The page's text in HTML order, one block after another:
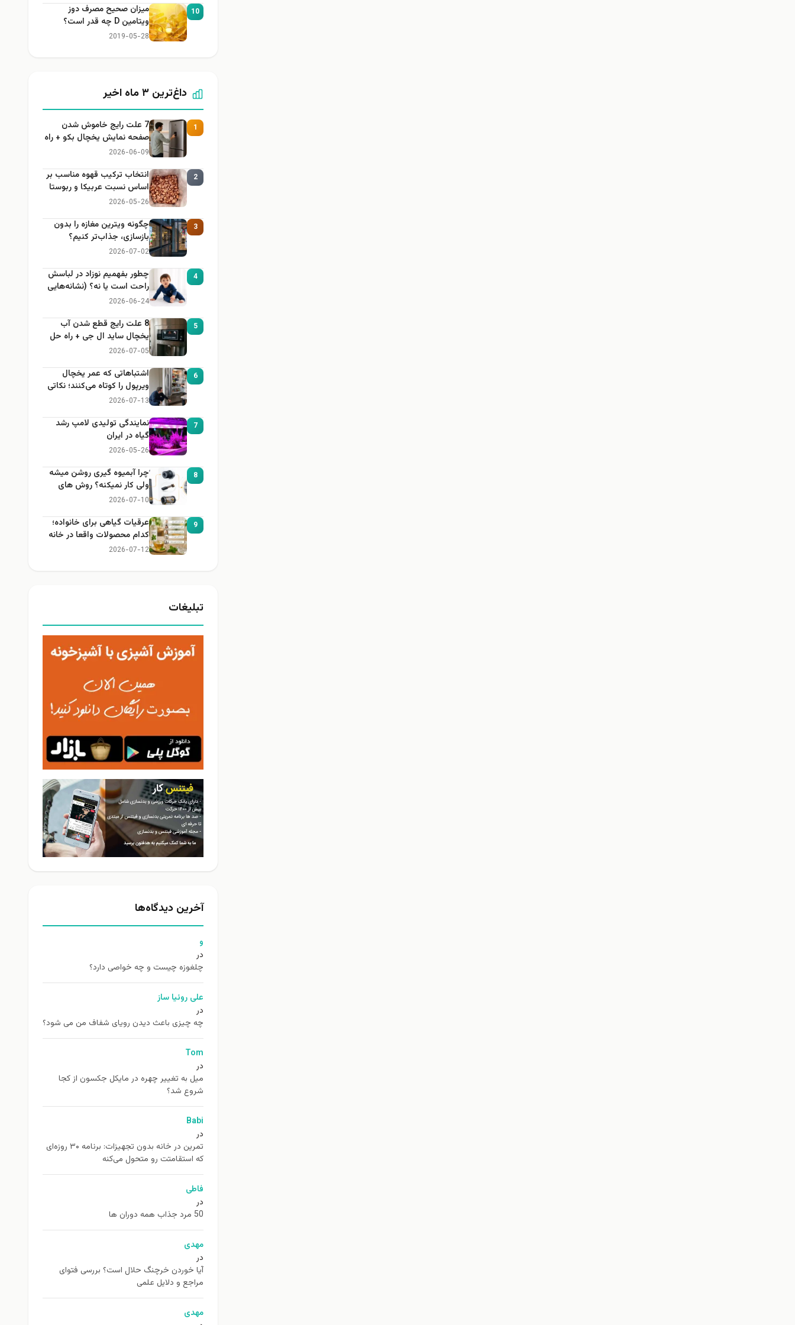
10
میزان صحیح مصرف دوز
ویتامین D چه قدر است؟
2019-05-28
داغ‌ترین ۳ ماه اخیر
1
7 علت رایج خاموش شدن
صفحه نمایش یخچال بکو + راه
حل
2026-06-09
2
انتخاب ترکیب قهوه مناسب بر
اساس نسبت عربیکا و ربوستا
2026-05-26
3
چگونه ویترین مغازه را بدون
بازسازی، جذاب‌تر کنیم؟
2026-07-02
4
چطور بفهمیم نوزاد در لباسش
راحت است یا نه؟ (نشانه‌هایی
که هر مادر باید بداند)
2026-06-24
5
8 علت رایج قطع شدن آب
یخچال ساید ال جی + راه حل
2026-07-05
6
اشتباهاتی که عمر یخچال
ویرپول را کوتاه می‌کنند؛ نکاتی
که باید بدانید
2026-07-13
7
نمایندگی تولیدی لامپ رشد
گیاه در ایران
2026-05-26
8
چرا آبمیوه گیری روشن میشه
ولی کار نمیکنه؟ روش های
عیب یابی
2026-07-10
9
عرقیات گیاهی برای خانواده؛
کدام محصولات واقعا در خانه
کاربرد دارند؟
2026-07-12
تبلیغات
آخرین دیدگاه‌ها
و
در
چلغوزه چیست و چه خواصی دارد؟
علی روئیا ساز
در
چه چیزی باعث دیدن رویای شفاف من می شود؟
Tom
در
ميل به تغيير چهره در مایکل جکسون از كجا
شروع شد؟
Babi
در
تمرین در خانه بدون تجهیزات: برنامه ۳۰ روزه‌ای
که استقامتت رو متحول می‌کنه
فاطی
در
50 مرد جذاب همه دوران ها
مهدی
در
آیا خوردن خرچنگ حلال است؟ بررسی فتوای
مراجع و دلایل علمی
مهدی